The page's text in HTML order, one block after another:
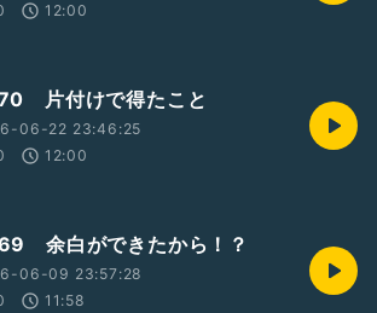
12:00
片付けで得たこと
06-22 23:46:25
12:00
余白ができたから！？
06-09 23:57:28
11:58